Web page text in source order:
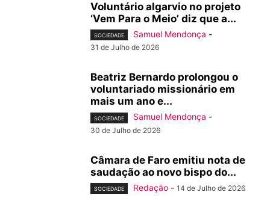
Voluntário algarvio no projeto
‘Vem Para o Meio’ diz que a...
SOCIEDADE Samuel Mendonça -
31 de Julho de 2026
Beatriz Bernardo prolongou o
voluntariado missionário em
mais um ano e...
SOCIEDADE Samuel Mendonça -
30 de Julho de 2026
Câmara de Faro emitiu nota de
saudação ao novo bispo do...
SOCIEDADE Redação - 14 de Julho de 2026